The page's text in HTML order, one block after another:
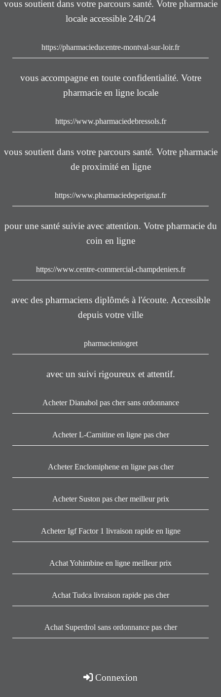
vous soutient dans votre parcours santé. Votre pharmacie
locale accessible 24h/24
https://pharmacieducentre-montval-sur-loir.fr
vous accompagne en toute confidentialité. Votre
pharmacie en ligne locale
https://www.pharmaciedebressols.fr
vous soutient dans votre parcours santé. Votre pharmacie
de proximité en ligne
https://www.pharmaciedeperignat.fr
pour une santé suivie avec attention. Votre pharmacie du
coin en ligne
https://www.centre-commercial-champdeniers.fr
avec des pharmaciens diplômés à l'écoute. Accessible
depuis votre ville
pharmacieniogret
avec un suivi rigoureux et attentif.
Acheter Dianabol pas cher sans ordonnance
Acheter L-Carnitine en ligne pas cher
Acheter Enclomiphene en ligne pas cher
Acheter Suston pas cher meilleur prix
Acheter Igf Factor 1 livraison rapide en ligne
Achat Yohimbine en ligne meilleur prix
Achat Tudca livraison rapide pas cher
Achat Superdrol sans ordonnance pas cher
Connexion